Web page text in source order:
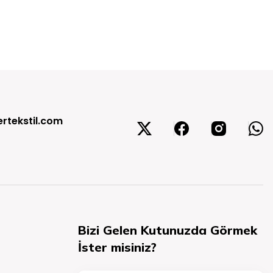
Bizi Gelen Kutunuzda Görmek
İster misiniz?